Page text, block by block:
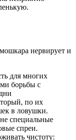
нервирует и
для многих
борьбы с
по их
в ловушки.
специальные
спреи.
чистоту: